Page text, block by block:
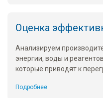
Оценка
Анализируем
энергии, воды и
которые приводят к
Подробнее